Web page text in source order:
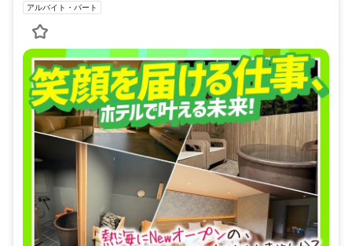
アルバイト・パート